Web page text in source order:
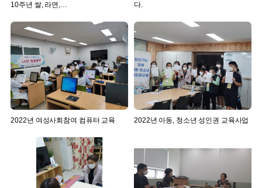
10주년 쌀, 라면,…
다.
2022년 여성사회참여 컴퓨터 교육 2022년 아동, 청소년 성인권 교육사업